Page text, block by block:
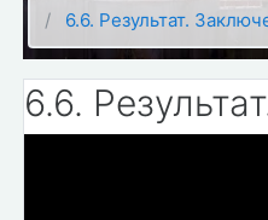
6.6. Результат.
6.6.